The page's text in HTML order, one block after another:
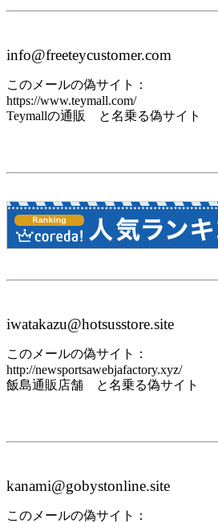
info@freeteycustomer.com
このメールの偽サイト：
https://www.teymall.com/
Teymallの通販 と名乗る偽サイト
iwatakazu@hotsusstore.site
このメールの偽サイト：
http://newsportsawebjafactory.xyz/
飯島通販店舗 と名乗る偽サイト
kanami@gobystonline.site
このメールの偽サイト：